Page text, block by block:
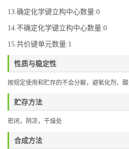
13.确定化学键立构中心数量:0
14.不确定化学键立构中心数量:0
15.共价键单元数量:1
性质与稳定性
按规定使用和贮存的不会分解，避氧化剂、酸
贮存方法
密闭，阴凉，干燥处
合成方法